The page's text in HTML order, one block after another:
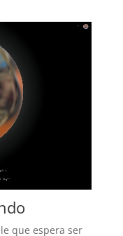
que espera ser